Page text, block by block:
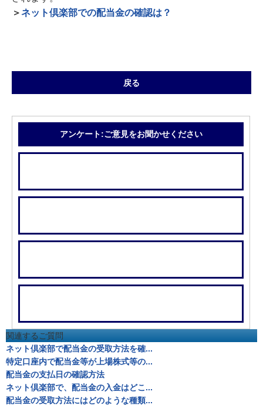
＞ネット倶楽部での配当金の確認は？
戻る
アンケート:ご意見をお聞かせください
関連するご質問
ネット倶楽部で配当金の受取方法を確...
特定口座内で配当金等が上場株式等の...
配当金の支払日の確認方法
ネット倶楽部で、配当金の入金はどこ...
配当金の受取方法にはどのような種類...